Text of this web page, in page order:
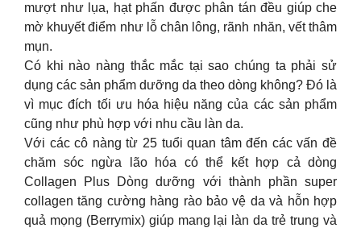
mượt như lụa, hạt phấn được phân tán đều giúp che
mờ khuyết điểm như lỗ chân lông, rãnh nhăn, vết thâm
mụn.
Có khi nào nàng thắc mắc tại sao chúng ta phải sử
dụng các sản phẩm dưỡng da theo dòng không? Đó là
vì mục đích tối ưu hóa hiệu năng của các sản phẩm
cũng như phù hợp với nhu cầu làn da.
Với các cô nàng từ 25 tuổi quan tâm đến các vấn đề
chăm sóc ngừa lão hóa có thể kết hợp cả dòng
Collagen Plus Dòng dưỡng với thành phần super
collagen tăng cường hàng rào bảo vệ da và hỗn hợp
quả mọng (Berrymix) giúp mang lại làn da trẻ trung và